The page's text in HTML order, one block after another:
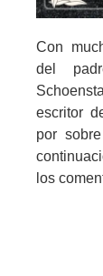
Con
del
escritor
por
los